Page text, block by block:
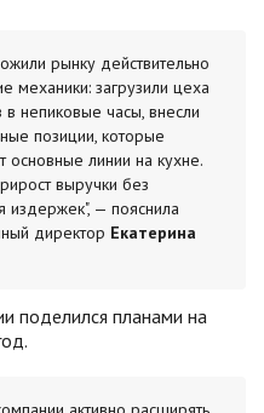
рынку действительно
механики: загрузили цеха
в непиковые часы, внесли
позиции, которые
основные линии на кухне.
выручки без
издержек", — пояснила
директор Екатерина
поделился планами на